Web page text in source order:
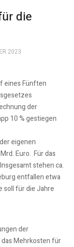
die
2023
eines Fünften
der
10 % gestiegen
eigenen
Euro. Für das
stehen ca.
entfallen etwa
soll für die Jahre
der
Mehrkosten für